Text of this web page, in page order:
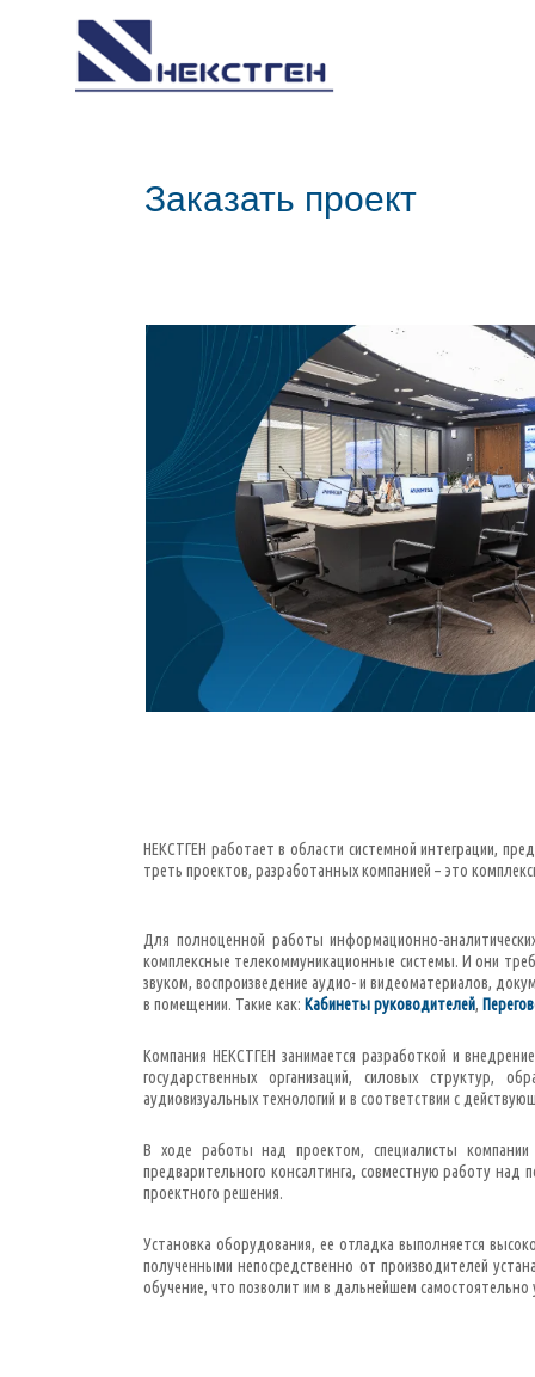
Заказать проект
НЕКСТГЕН работает в области системной интеграции,
треть проектов, разработанных компанией – это
Для полноценной работы информационно-
комплексные телекоммуникационные системы. И они
звуком, воспроизведение аудио- и видеоматериалов,
в помещении. Такие как: Кабинеты руководителей,
Компания НЕКСТГЕН занимается разработкой и
государственных организаций, силовых структур,
аудиовизуальных технологий и в соответствии с
В ходе работы над проектом, специалисты компании
предварительного консалтинга, совместную работу над
проектного решения.
Установка оборудования, ее отладка выполняется
полученными непосредственно от производителей
обучение, что позволит им в дальнейшем самостоятельно